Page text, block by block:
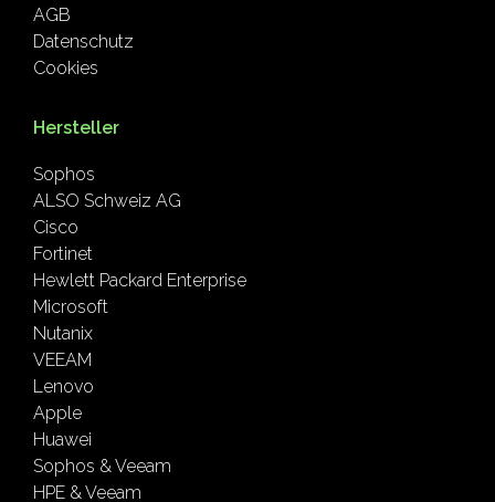
AGB
Datenschutz
Cookies
Hersteller
Sophos
ALSO Schweiz AG
Cisco
Fortinet
Hewlett Packard Enterprise
Microsoft
Nutanix
VEEAM
Lenovo
Apple
Huawei
Sophos & Veeam
HPE & Veeam